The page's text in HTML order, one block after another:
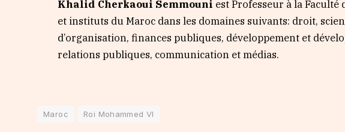
Khalid Cherkaoui Semmouni est Professeur à la Faculté
et instituts du Maroc dans les domaines suivants: droit,
d’organisation, finances publiques, développement et
relations publiques, communication et médias.
Maroc Roi Mohammed VI